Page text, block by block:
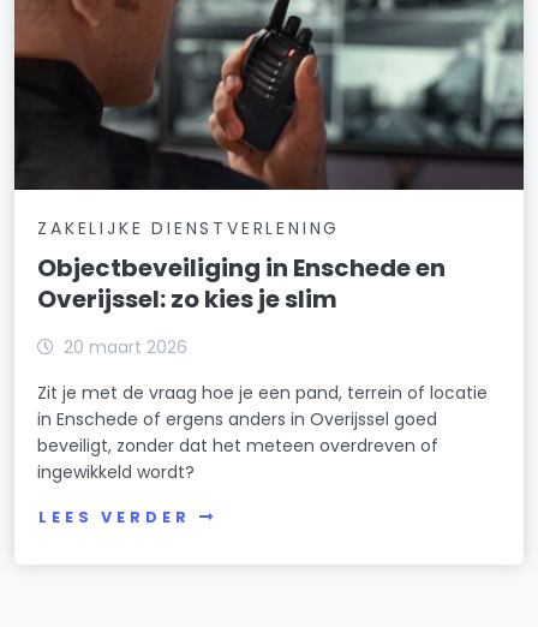
ZAKELIJKE DIENSTVERLENING
Objectbeveiliging in Enschede en
Overijssel: zo kies je slim
20 maart 2026
Zit je met de vraag hoe je een pand, terrein of locatie
in Enschede of ergens anders in Overijssel goed
beveiligt, zonder dat het meteen overdreven of
ingewikkeld wordt?
LEES VERDER